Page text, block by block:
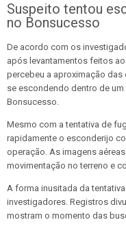
Suspeito tentou
no Bonsucesso
De acordo com os
após levantamentos feitos
percebeu a aproximação
se escondendo dentro de
Bonsucesso.
Mesmo com a tentativa de
rapidamente o esconderijo
operação. As imagens
movimentação no terreno e
A forma inusitada da
investigadores. Registros
mostram o momento das